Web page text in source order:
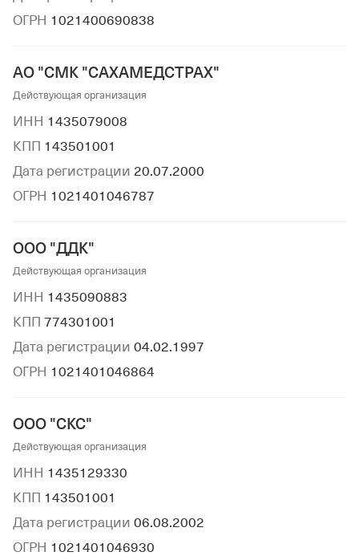
ОГРН 1021400690838
АО "СМК "САХАМЕДСТРАХ"
Действующая организация
ИНН 1435079008
КПП 143501001
Дата регистрации 20.07.2000
ОГРН 1021401046787
ООО "ДДК"
Действующая организация
ИНН 1435090883
КПП 774301001
Дата регистрации 04.02.1997
ОГРН 1021401046864
ООО "СКС"
Действующая организация
ИНН 1435129330
КПП 143501001
Дата регистрации 06.08.2002
ОГРН 1021401046930